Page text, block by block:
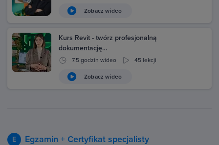
Zobacz wideo
Kurs Revit - twórz profesjonalną
dokumentację…
7.5 godzin wideo 45 lekcji
Zobacz wideo
E Egzamin + Certyfikat specjalisty